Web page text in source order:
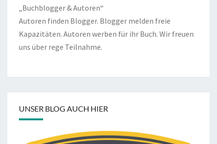
„Buchblogger & Autoren“
Autoren finden Blogger. Blogger melden freie
Kapazitäten. Autoren werben für ihr Buch. Wir freuen
uns über rege Teilnahme.
UNSER BLOG AUCH HIER